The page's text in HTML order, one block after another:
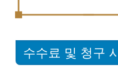
수수료 및 청구